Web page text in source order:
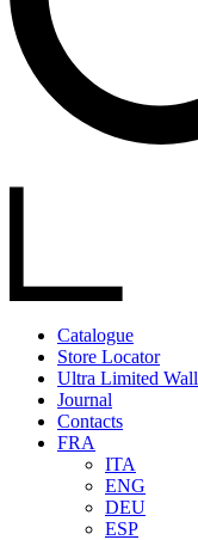
Catalogue
Store Locator
Ultra Limited Wall
Journal
Contacts
FRA
ITA
ENG
DEU
ESP